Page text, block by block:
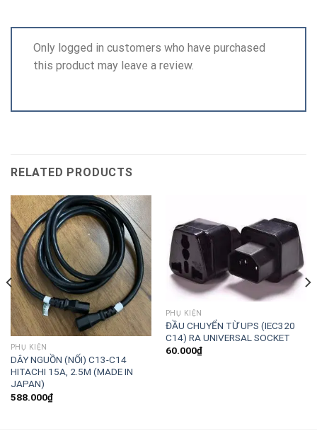
Only logged in customers who have purchased
this product may leave a review.
RELATED PRODUCTS
PHỤ KIỆN
DÂY NGUỒN (NỐI) C13-C14
HITACHI 15A, 2.5M (MADE IN
JAPAN)
588.000₫
PHỤ KIỆN
ĐẦU CHUYỂN TỪ UPS (IEC320
C14) RA UNIVERSAL SOCKET
60.000₫